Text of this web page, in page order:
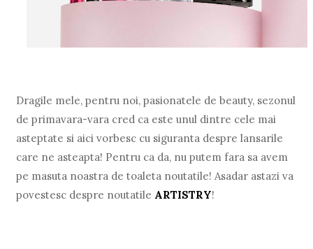
Dragile mele, pentru noi, pasionatele de beauty, sezonul
de primavara-vara cred ca este unul dintre cele mai
asteptate si aici vorbesc cu siguranta despre lansarile
care ne asteapta! Pentru ca da, nu putem fara sa avem
pe masuta noastra de toaleta noutatile! Asadar astazi va
povestesc despre noutatile ARTISTRY!